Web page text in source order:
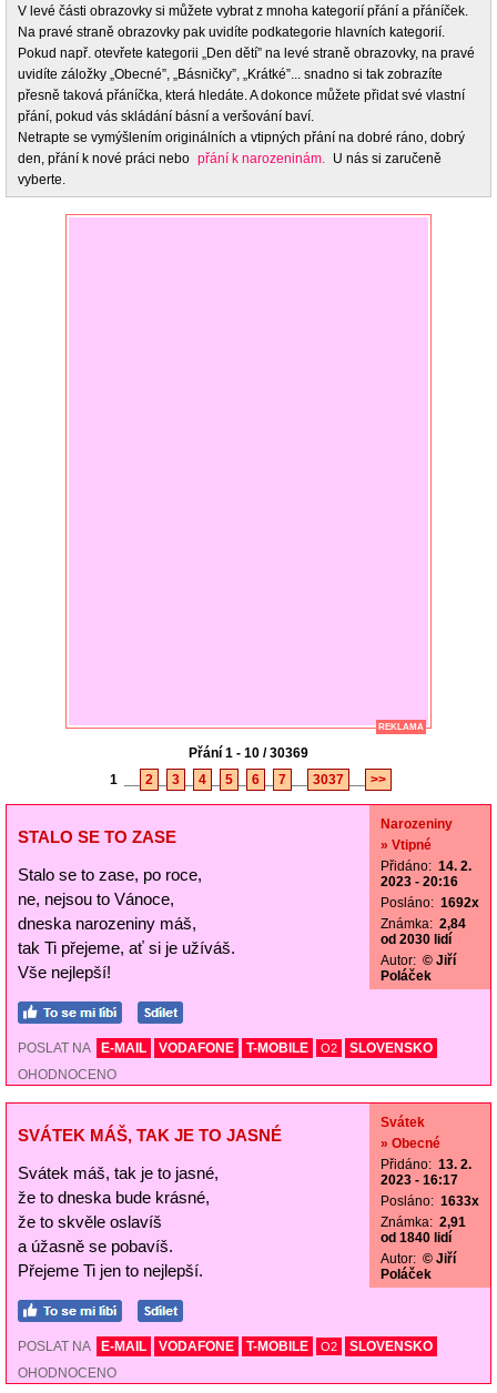
V levé části obrazovky si můžete vybrat z mnoha kategorií přání a přáníček.
Na pravé straně obrazovky pak uvidíte podkategorie hlavních kategorií.
Pokud např. otevřete kategorii „Den dětí” na levé straně obrazovky, na pravé
uvidíte záložky „Obecné”, „Básničky”, „Krátké”... snadno si tak zobrazíte
přesně taková přáníčka, která hledáte. A dokonce můžete přidat své vlastní
přání, pokud vás skládání básní a veršování baví.
Netrapte se vymýšlením originálních a vtipných přání na dobré ráno, dobrý
den, přání k nové práci nebo přání k narozeninám. U nás si zaručeně
vyberte.
REKLAMA
Přání 1 - 10 / 30369
1
2 3 4 5 6 7 3037 >>
STALO SE TO ZASE
Stalo se to zase, po roce,
ne, nejsou to Vánoce,
dneska narozeniny máš,
tak Ti přejeme, ať si je užíváš.
Vše nejlepší!
Narozeniny
» Vtipné
Přidáno: 14. 2.
2023 - 20:16
Posláno: 1692x
Známka: 2,84
od 2030 lidí
Autor: © Jiří
Poláček
POSLAT NA E-MAIL VODAFONE T-MOBILE O2
SLOVENSKO
OHODNOCENO
SVÁTEK MÁŠ, TAK JE TO JASNÉ
Svátek máš, tak je to jasné,
že to dneska bude krásné,
že to skvěle oslavíš
a úžasně se pobavíš.
Přejeme Ti jen to nejlepší.
Svátek
» Obecné
Přidáno: 13. 2.
2023 - 16:17
Posláno: 1633x
Známka: 2,91
od 1840 lidí
Autor: © Jiří
Poláček
POSLAT NA E-MAIL VODAFONE T-MOBILE O2
SLOVENSKO
OHODNOCENO